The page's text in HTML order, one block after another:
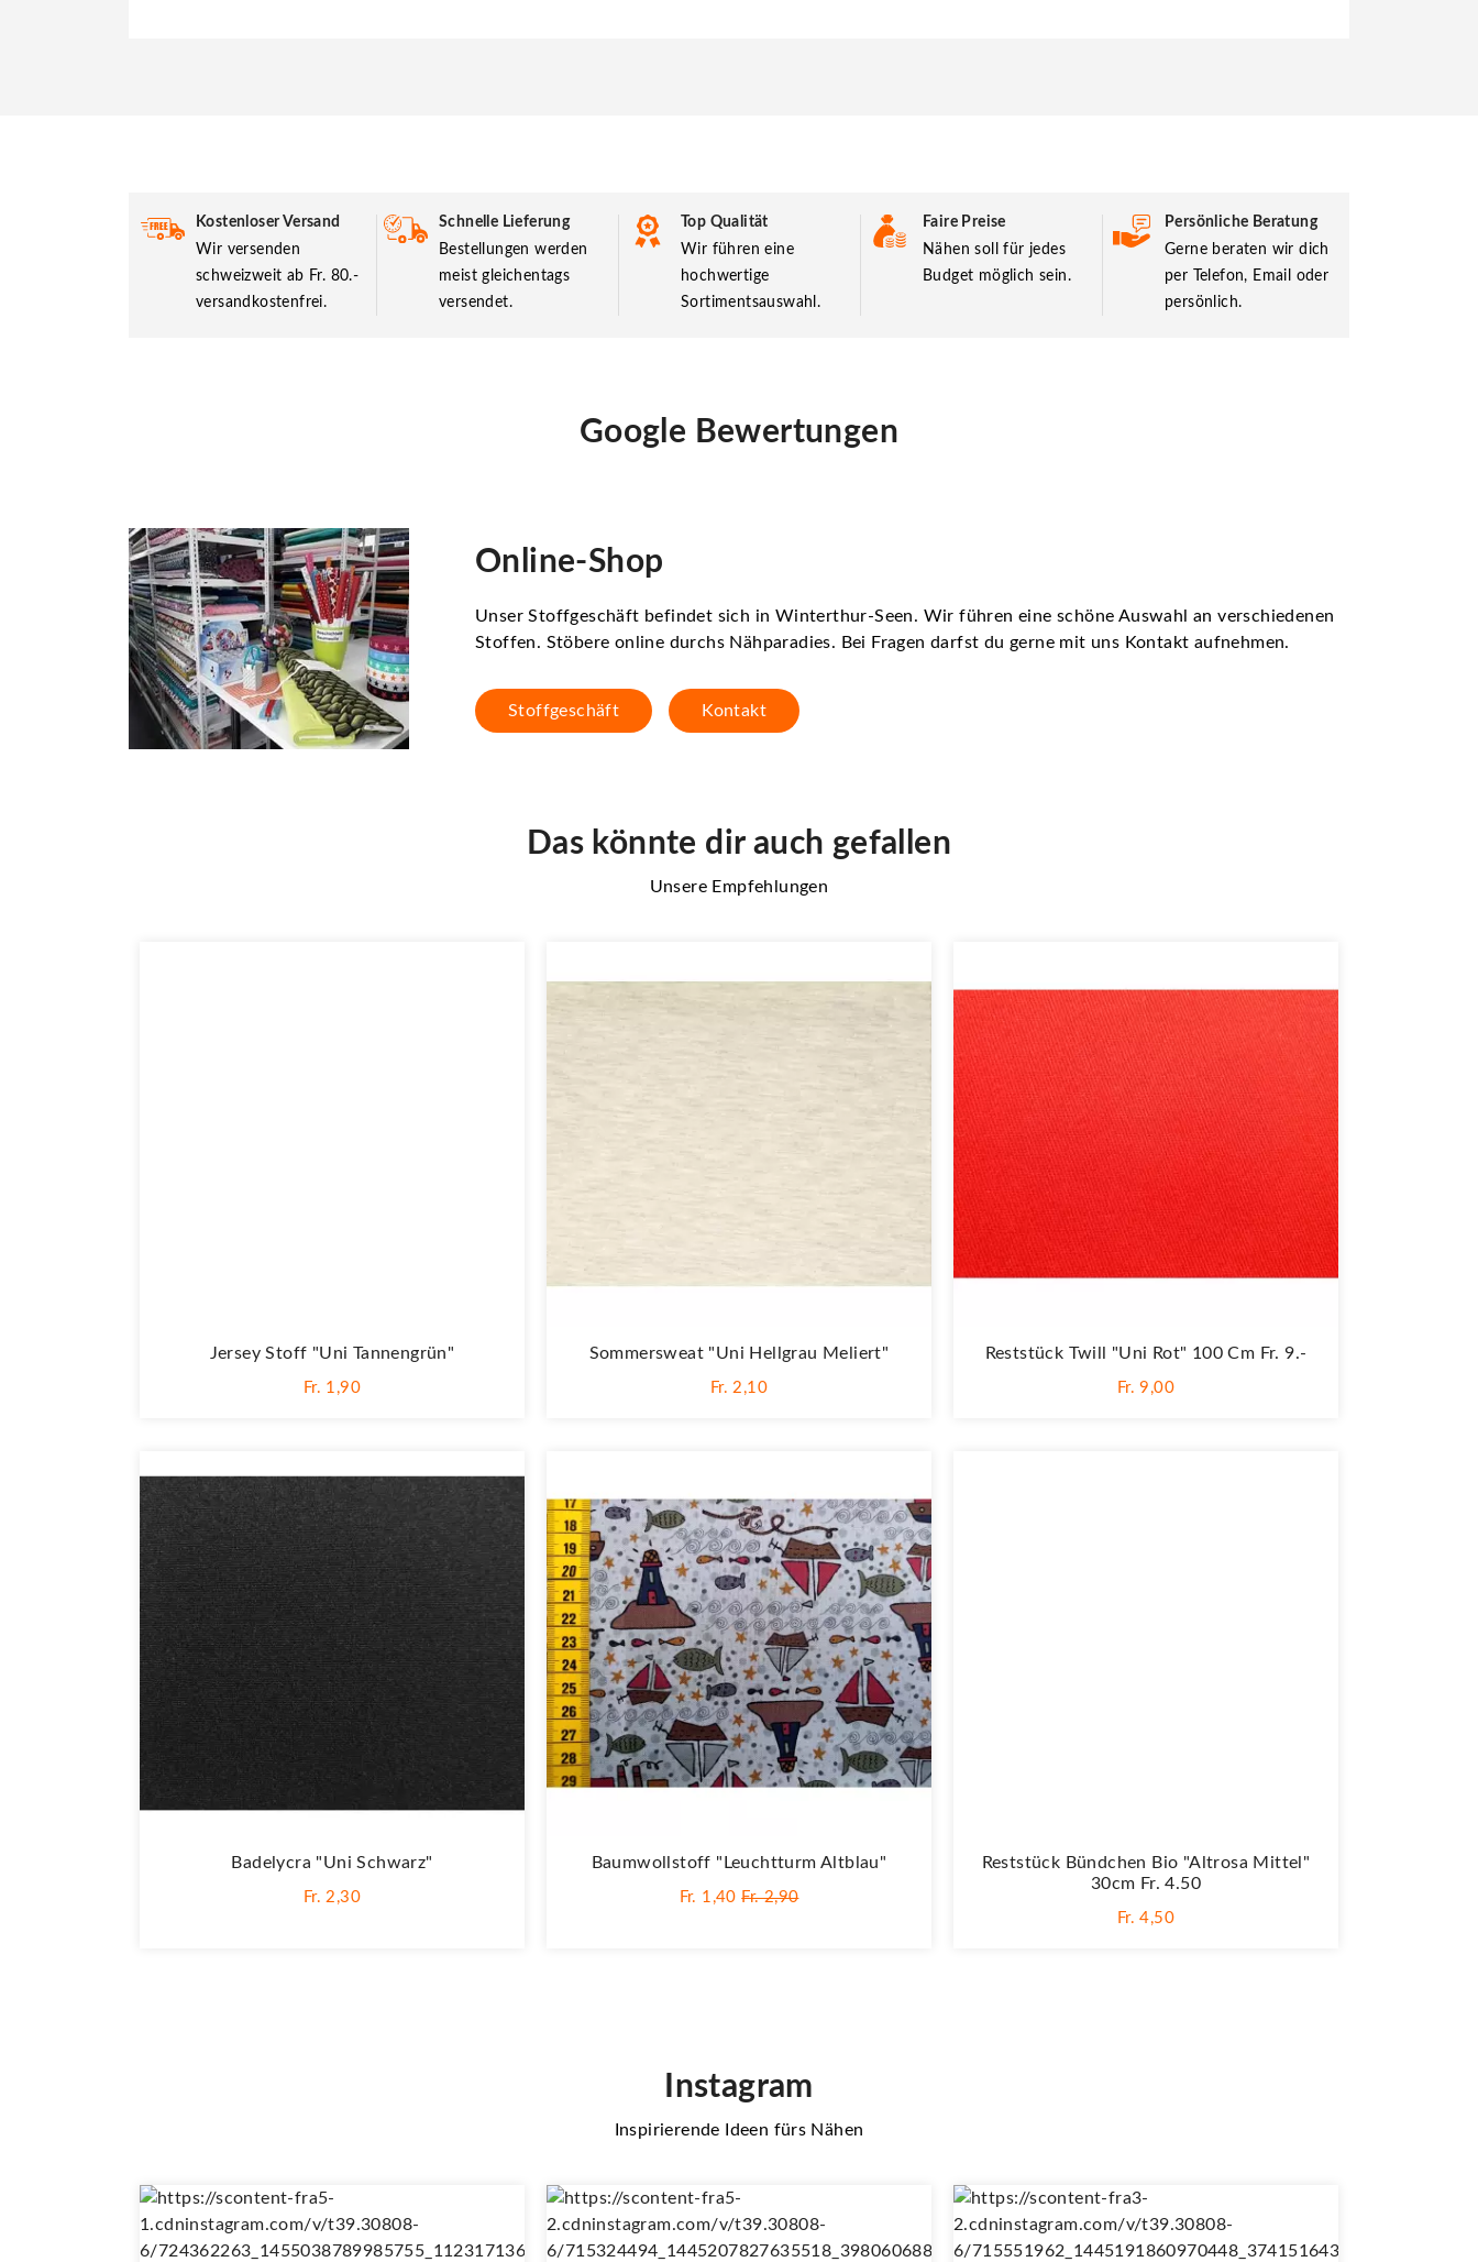
Kostenloser Versand
Wir versenden
schweizweit ab Fr. 80.-
versandkostenfrei.
Schnelle Lieferung
Bestellungen werden
meist gleichentags
versendet.
Top Qualität
Wir führen eine
hochwertige
Sortimentsauswahl.
Faire Preise
Nähen soll für jedes
Budget möglich sein.
Persönliche Beratung
Gerne beraten wir dich
per Telefon, Email oder
persönlich.
Google Bewertungen
Online-Shop
Unser Stoffgeschäft befindet sich in Winterthur-Seen. Wir führen eine schöne Auswahl an verschiedenen
Stoffen. Stöbere online durchs Nähparadies. Bei Fragen darfst du gerne mit uns Kontakt aufnehmen.
Stoffgeschäft Kontakt
Das könnte dir auch gefallen
Unsere Empfehlungen
Jersey Stoff "Uni Tannengrün"
Fr. 1,90
Badelycra "Uni Schwarz"
Fr. 2,30
Sommersweat "Uni Hellgrau Meliert"
Fr. 2,10
Baumwollstoff "Leuchtturm Altblau"
Fr. 1,40 Fr. 2,90
Reststück Twill "Uni Rot" 100 Cm Fr. 9.-
Fr. 9,00
Reststück Bündchen Bio "Altrosa Mittel"
30cm Fr. 4.50
Fr. 4,50
Instagram
Inspirierende Ideen fürs Nähen